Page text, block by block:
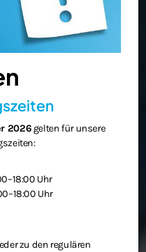
2026 gelten für unsere
Uhr
Uhr
zu den regulären